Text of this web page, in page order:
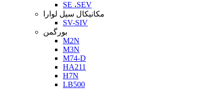
SE ،SEV
مکانیکال سیل لوارا
SV-SIV
بورگمن
M2N
M3N
M74-D
HA211
H7N
LB500